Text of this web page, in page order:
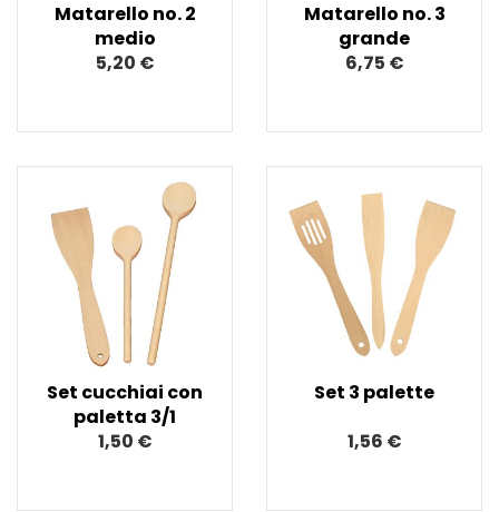
Matarello no. 2
medio
5,20 €
Matarello no. 3
grande
6,75 €
Set cucchiai con
paletta 3/1
1,50 €
Set 3 palette
1,56 €